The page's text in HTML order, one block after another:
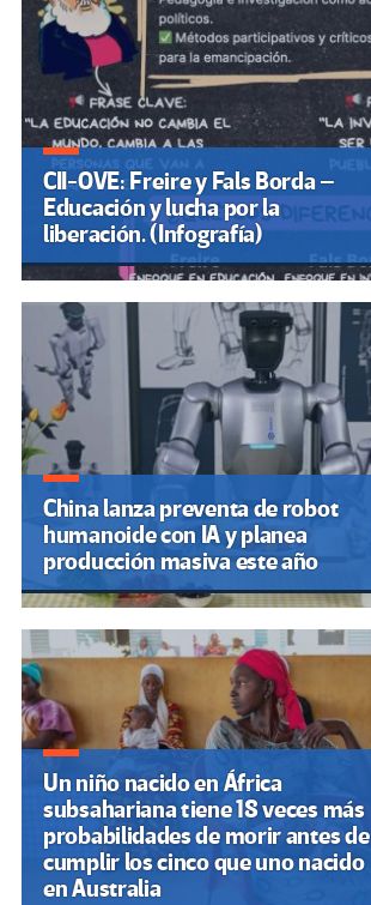
CII-OVE: Freire y Fals Borda –
Educación y lucha por la
liberación. (Infografía)
China lanza preventa de robot
humanoide con IA y planea
producción masiva este año
Un niño nacido en África
subsahariana tiene 18 veces más
probabilidades de morir antes de
cumplir los cinco que uno nacido
en Australia